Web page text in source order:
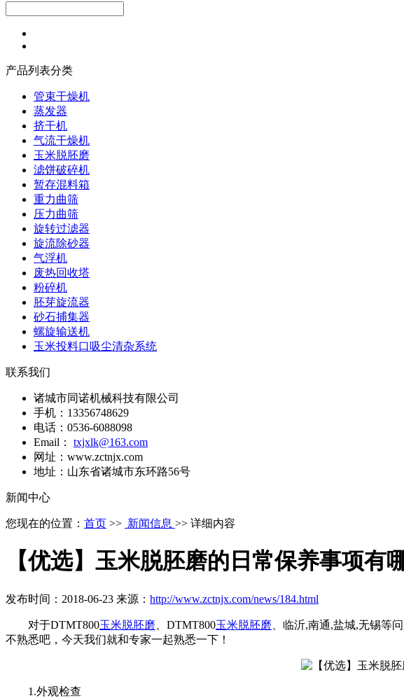
产品列表分类
管束干燥机
蒸发器
挤干机
气流干燥机
玉米脱胚磨
滤饼破碎机
暂存混料箱
重力曲筛
压力曲筛
旋转过滤器
旋流除砂器
气浮机
废热回收塔
粉碎机
胚芽旋流器
砂石捕集器
螺旋输送机
玉米投料口吸尘清杂系统
联系我们
诸城市同诺机械科技有限公司
手机：13356748629
电话：0536-6088098
Email： txjxlk@163.com
网址：www.zctnjx.com
地址：山东省诸城市东环路56号
新闻中心
您现在的位置： 首页 >> 新闻信息 >> 详细内容
【优选】玉米脱胚磨的日常保养事项有
发布时间：2018-06-23 来源： http://www.zctnjx.com/news/184.html
对于DTMT800玉米脱胚磨 、DTMT800玉米脱胚磨 、临沂,南通,盐城,无锡等
不熟悉吧，今天我们就和专家一起熟悉一下！
1.外观检查